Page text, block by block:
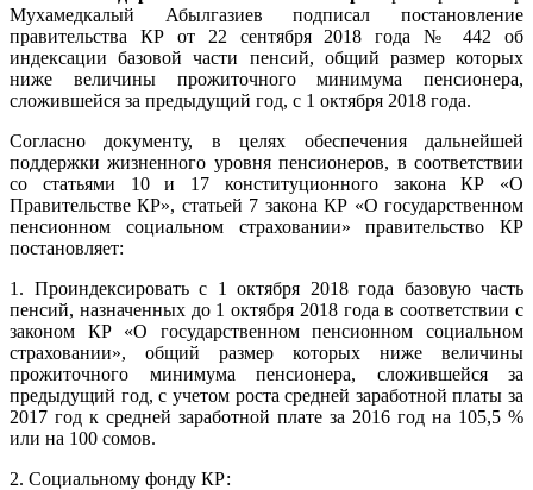
Мухамедкалый Абылгазиев подписал постановление
правительства КР от 22 сентября 2018 года № 442 об
индексации базовой части пенсий, общий размер которых
ниже величины прожиточного минимума пенсионера,
сложившейся за предыдущий год, с 1 октября 2018 года.
Согласно документу, в целях обеспечения дальнейшей
поддержки жизненного уровня пенсионеров, в соответствии
со статьями 10 и 17 конституционного закона КР «О
Правительстве КР», статьей 7 закона КР «О государственном
пенсионном социальном страховании» правительство КР
постановляет:
1. Проиндексировать с 1 октября 2018 года базовую часть
пенсий, назначенных до 1 октября 2018 года в соответствии с
законом КР «О государственном пенсионном социальном
страховании», общий размер которых ниже величины
прожиточного минимума пенсионера, сложившейся за
предыдущий год, с учетом роста средней заработной платы за
2017 год к средней заработной плате за 2016 год на 105,5 %
или на 100 сомов.
2. Социальному фонду КР: